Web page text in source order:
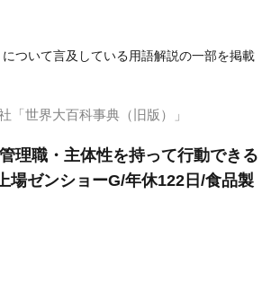
ついて言及している用語解説の一部を掲載
「世界大百科事典（旧版）」
理職・主体性を持って行動できる
場ゼンショーG/年休122日/食品製